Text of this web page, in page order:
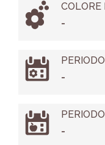
COLORE
-
-
-